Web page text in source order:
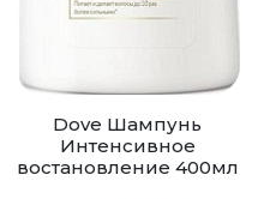
Dove Шампунь
Интенсивное
востановление 400мл